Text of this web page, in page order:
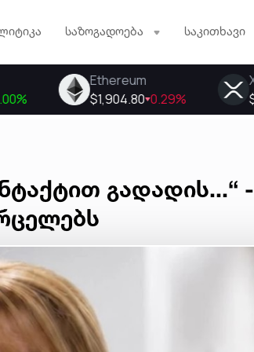
საზოგადოება საკითხავი
გადადის...“ -